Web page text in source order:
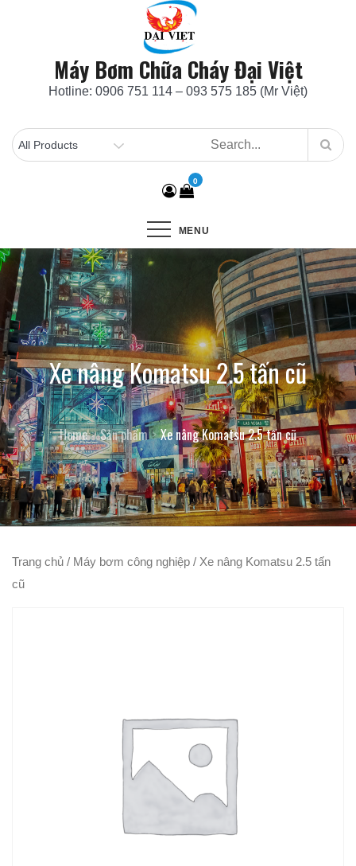
Máy Bơm Chữa Cháy Đại Việt
Hotline: 0906 751 114 – 093 575 185 (Mr Việt)
0
MENU
Xe nâng Komatsu 2.5 tấn cũ
Home Sản phẩm Xe nâng Komatsu 2.5 tấn cũ
Trang chủ / Máy bơm công nghiệp / Xe nâng Komatsu 2.5 tấn
cũ